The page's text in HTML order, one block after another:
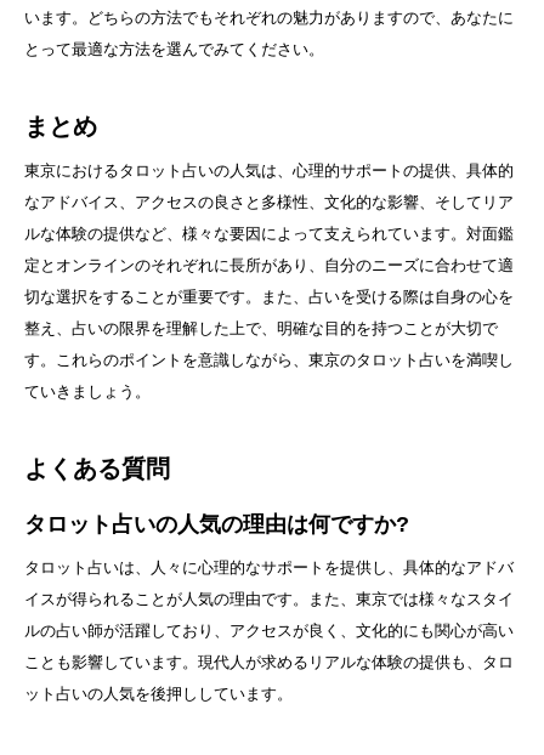
います。どちらの方法でもそれぞれの魅力がありますので、あなたに
とって最適な方法を選んでみてください。
まとめ
東京におけるタロット占いの人気は、心理的サポートの提供、具体的
なアドバイス、アクセスの良さと多様性、文化的な影響、そしてリア
ルな体験の提供など、様々な要因によって支えられています。対面鑑
定とオンラインのそれぞれに長所があり、自分のニーズに合わせて適
切な選択をすることが重要です。また、占いを受ける際は自身の心を
整え、占いの限界を理解した上で、明確な目的を持つことが大切で
す。これらのポイントを意識しながら、東京のタロット占いを満喫し
ていきましょう。
よくある質問
タロット占いの人気の理由は何ですか?
タロット占いは、人々に心理的なサポートを提供し、具体的なアドバ
イスが得られることが人気の理由です。また、東京では様々なスタイ
ルの占い師が活躍しており、アクセスが良く、文化的にも関心が高い
ことも影響しています。現代人が求めるリアルな体験の提供も、タロ
ット占いの人気を後押ししています。